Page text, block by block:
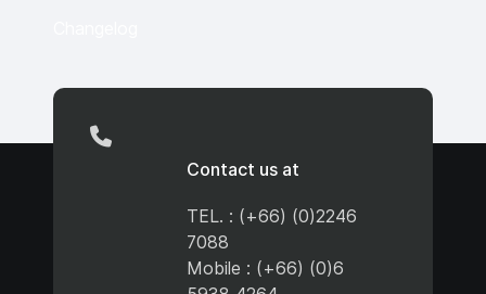
Contact us at
TEL. : (+66) (0)2246
7088
Mobile : (+66) (0)6